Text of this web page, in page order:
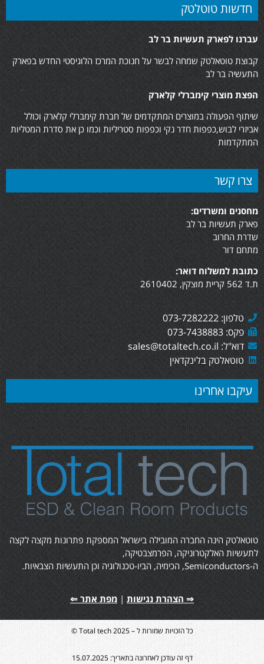
חדשות טוטלטק
עברנו לפארק תעשיות בר לב
קבוצת טוטאלטק שמחה לבשר על חנוכת המרכז הלוגיסטי החדש בפארק
התעשיה בר לב
הפצת מוצרי קימברלי קלארק
שיתוף הפעולה במוצרים המתקדמים של חברת קימברלי קלארק וכולל
אביזרי לבוש,כפפות חדר נקי וכפפות סטריליות וכמו כן את סדרת המטליות
המתקדמות
צרו קשר
מחסנים ומשרדים:
פארק תעשיות בר לב
שדרת החרוב
מתחם דור
כתובת למשלוח דואר:
ת.ד 562 קריית מוצקין, 2610402
טלפון: 073-7282222
פקס: 073-7438883
דוא"ל: sales@totaltech.co.il
טוטאלטק בלינקדאין
עיקבו אחרינו
טוטאלטק הינה החברה המובילה בישראל המספקת פתרונות מקצה לקצה
לתעשיות האלקטרוניקה, הפרמצבטיקה,
ה-Semiconductors, הכימיה, הביו-טכנולוגיה וכן התעשיות הצבאיות.
⇒ הצהרת נגישות | מפת אתר ⇐
כל הזכויות שמורות ל – Total tech 2025 ©
דף זה עודכן לאחרונה בתאריך: 15.07.2025